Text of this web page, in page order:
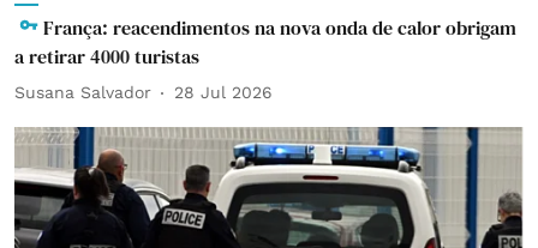
França: reacendimentos na nova onda de calor obrigam
a retirar 4000 turistas
Susana Salvador 28 Jul 2026